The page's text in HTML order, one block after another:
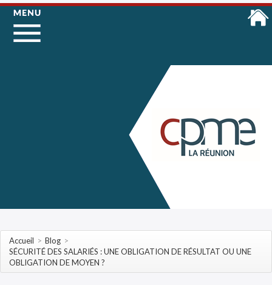
Accueil > Blog >
SÉCURITÉ DES SALARIÉS : UNE OBLIGATION DE RÉSULTAT OU UNE
OBLIGATION DE MOYEN ?